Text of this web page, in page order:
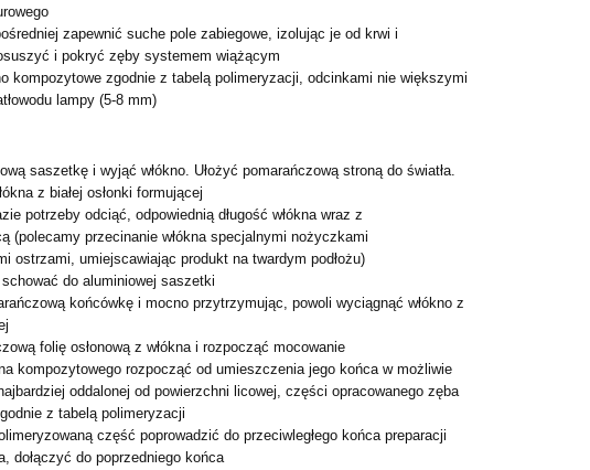
zapewnić suche pole zabiegowe, izolując je od krwi i
i pokryć zęby systemem wiążącym
kompozytowe zgodnie z tabelą polimeryzacji, odcinkami niewiększymi
lampy (5-8 mm)
saszetkę i wyjąć włókno. Ułożyć pomarańczową stroną doświatła.
z białej osłonki formującej
potrzeby odciąć, odpowiednią długość włókna wraz z
(polecamy przecinanie włókna specjalnymi nożyczkami
ostrzami, umiejscawiając produkt na twardym podłożu)
do aluminiowej saszetki
końcówkę i mocno przytrzymując, powoli wyciągnąćwłókno z
folię osłonową z włókna i rozpocząć mocowanie
kompozytowego rozpocząć od umieszczenia jego końca wmożliwie
oddalonej od powierzchni licowej, częściopracowanego zęba
z tabelą polimeryzacji
część poprowadzić do przeciwległego końcapreparacji
dołączyć do poprzedniego końca